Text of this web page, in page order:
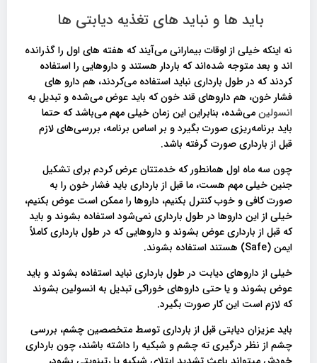
باید ها و نباید های تغذیه دیابتی ها
نه اینکه خیلی از اوقات بیمارانی می‌آیند که هفته‌ های اول را گذرانده
اند و بعد متوجه شده‌اند که باردار هستند و داروهایی را استفاده
کردند که در طول بارداری نباید استفاده می‌کردند، هم دارو های
فشار خون، هم داروهای قند خون که باید عوض می‌شده و تبدیل به
انسولینمی‌شده، بنابراین این زمان خیلی مهم می‌باشد که حتما
باید برنامه‌ریزی صورت بگیرد و بر اساس برنامه، بررسی‌های لازم
قبل از بارداری صورت گرفته باشد.
چون سه ماه اول همانطور که خدمتتان عرض کردم برای تشکیل
جنین خیلی مهم هست، ما قبل از بارداری باید فشار خون را به
صورت کافی و خوب کنترل بکنیم، داروها را ممکن است عوض بکنیم،
خیلی از این داروها در طول بارداری نمی‌شود استفاده بشوند و باید
که قبل از بارداری عوض بشوند و داروهایی که در طول بارداری کاملاً
ایمن (Safe) هستند استفاده بشوند.
خیلی از داروهای دیابت در طول بارداری نباید استفاده بشوند و باید
عوض بشوند و یا حتی داروهای خوراکی تبدیل به انسولین بشوند
که لازم است این کار صورت بگیرد.
باید عزیزان دیابتی قبل از بارداری توسط متخصصین چشم، بررسی
چشم از نظر درگیری ته چشم و شبکیه را داشته باشند، چون بارداری